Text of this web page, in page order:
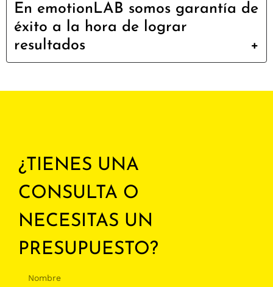
En emotionLAB somos garantía de
éxito a la hora de lograr
resultados
¿TIENES UNA
CONSULTA O
NECESITAS UN
PRESUPUESTO?